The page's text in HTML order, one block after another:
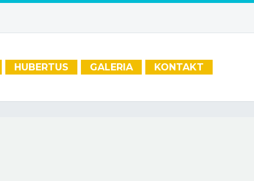
HUBERTUS GALERIA KONTAKT